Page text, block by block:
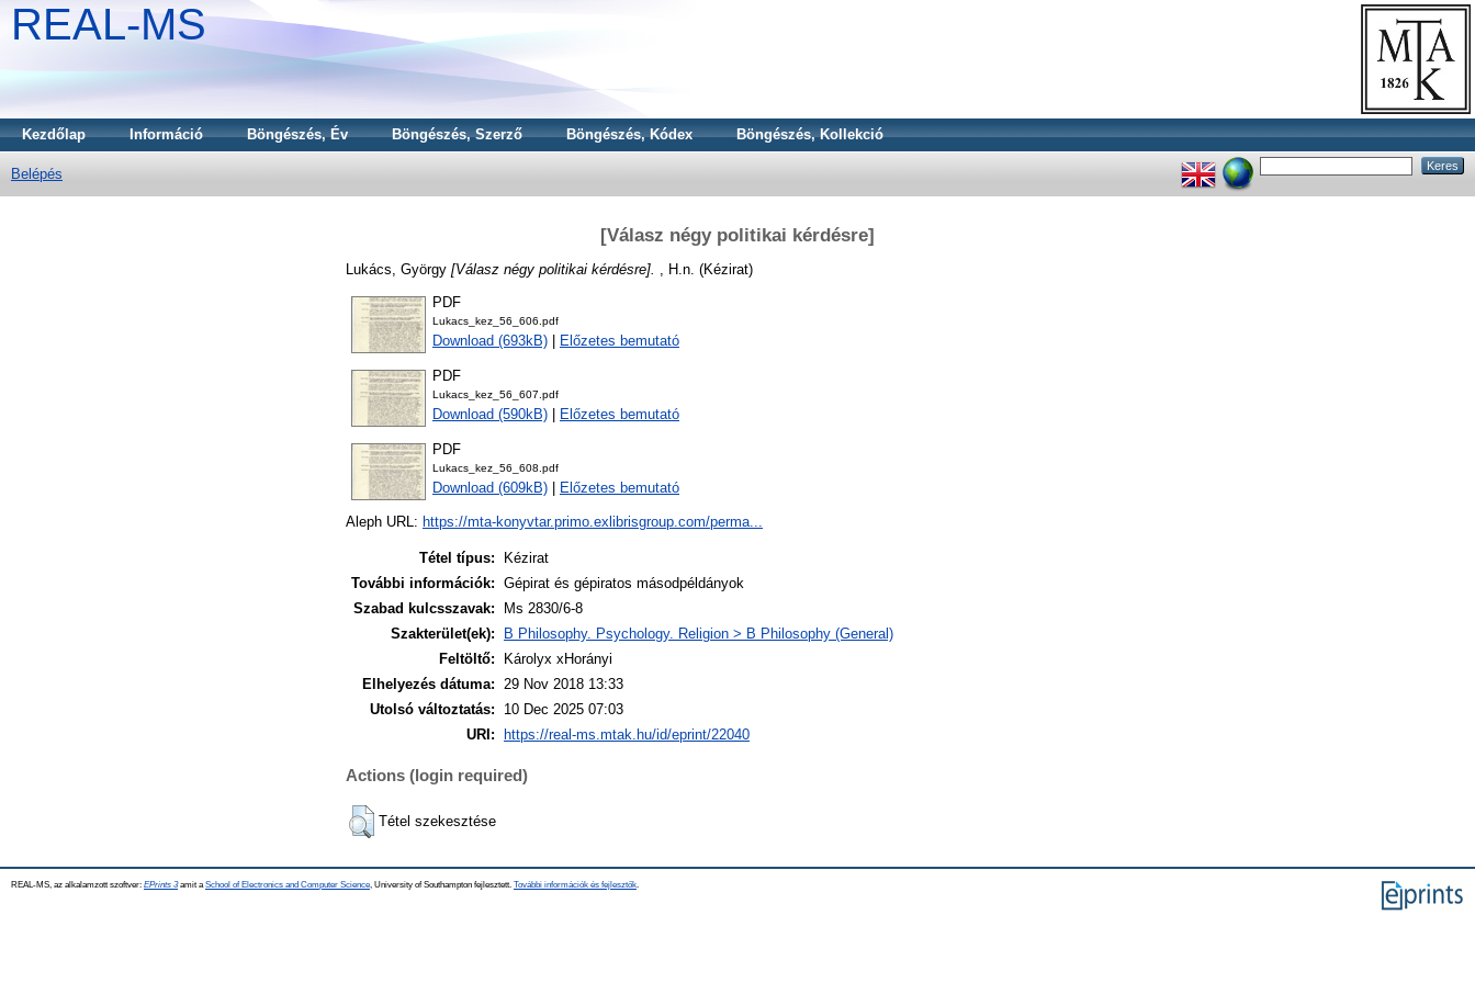
REAL-MS
Kezdőlap Információ Böngészés, Év Böngészés, Szerző Böngészés, Kódex Böngészés, Kollekció
Belépés
[Válasz négy politikai kérdésre]
Lukács, György [Válasz négy politikai kérdésre]. , H.n. (Kézirat)
PDF
Lukacs_kez_56_606.pdf
Download (693kB) Előzetes bemutató
PDF
Lukacs_kez_56_607.pdf
Download (590kB) Előzetes bemutató
PDF
Lukacs_kez_56_608.pdf
Download (609kB) Előzetes bemutató
Aleph URL: https://mta-konyvtar.primo.exlibrisgroup.com/perma...
Tétel típus:
Kézirat
További információk: Gépirat és gépiratos másodpéldányok
Szabad kulcsszavak:
Ms 2830/6-8
Szakterület(ek):
B Philosophy. Psychology. Religion > B Philosophy (General)
Feltöltő:
Károlyx xHorányi
Elhelyezés dátuma: 29 Nov 2018 13:33
Utolsó változtatás:
10 Dec 2025 07:03
URI:
https://real-ms.mtak.hu/id/eprint/22040
Actions (login required)
Tétel szekesztése
REAL-MS, az alkalamzott szoftver: EPrints 3amit a School of Electronics and Computer Science , University of Southampton fejlesztett. További információk és fejlesztők